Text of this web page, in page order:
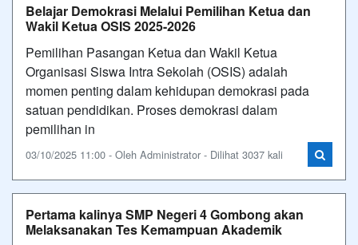
Belajar Demokrasi Melalui Pemilihan Ketua dan
Wakil Ketua OSIS 2025-2026
Pemilihan Pasangan Ketua dan Wakil Ketua
Organisasi Siswa Intra Sekolah (OSIS) adalah
momen penting dalam kehidupan demokrasi pada
satuan pendidikan. Proses demokrasi dalam
pemilihan in
03/10/2025 11:00 - Oleh Administrator - Dilihat 3037 kali
Pertama kalinya SMP Negeri 4 Gombong akan
Melaksanakan Tes Kemampuan Akademik